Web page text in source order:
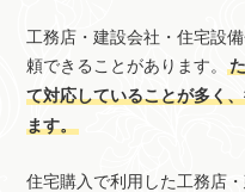
工務店・建設会社・住宅設
頼できることがあります。
て対応していることが多く
ます。
住宅購入で利用した工務店